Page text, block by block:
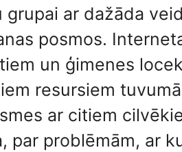
grupai ar dažāda
posmos.
un ģimenes
resursiem
ar citiem
par problēmām, ar